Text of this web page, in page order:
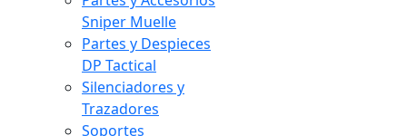
Sniper Muelle
Partes y Despieces
DP Tactical
Silenciadores y
Trazadores
Soportes